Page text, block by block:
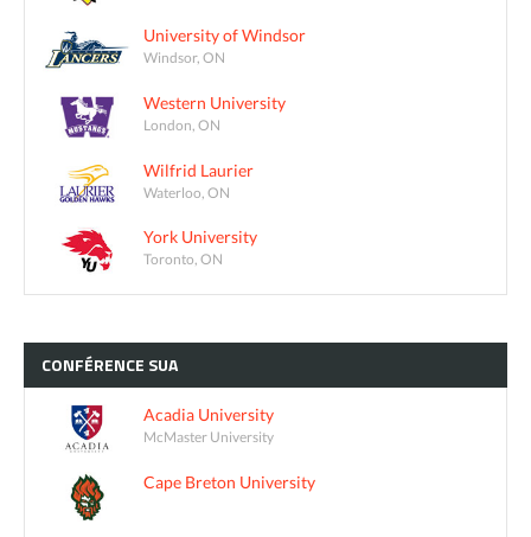
University of Windsor
Windsor, ON
Western University
London, ON
Wilfrid Laurier
Waterloo, ON
York University
Toronto, ON
CONFÉRENCE SUA
Acadia University
McMaster University
Cape Breton University